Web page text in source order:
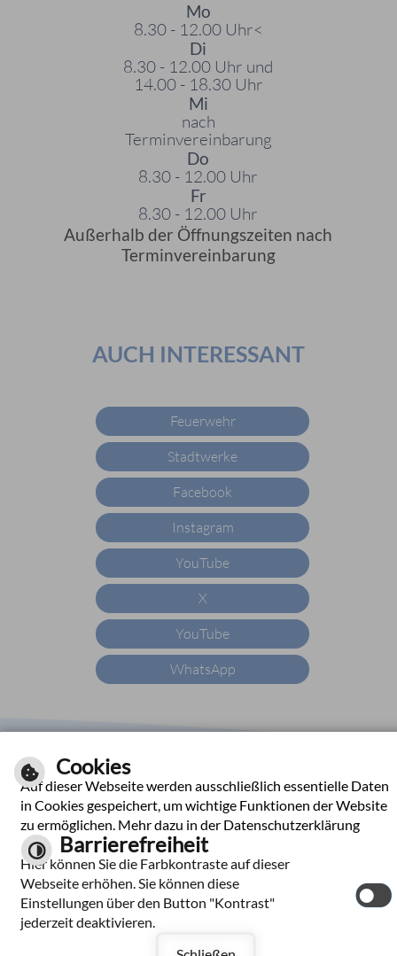
Mo
8.30 - 12.00 Uhr<
Di
8.30 - 12.00 Uhr und
14.00 - 18.30 Uhr
Mi
nach
Terminvereinbarung
Do
8.30 - 12.00 Uhr
Fr
8.30 - 12.00 Uhr
Außerhalb der Öffnungszeiten nach
Terminvereinbarung
AUCH INTERESSANT
Feuerwehr
Stadtwerke
Facebook
Instagram
YouTube
X
YouTube
WhatsApp
Barrierefreiheit
Kontrast
Cookies
Auf dieser Webseite werden ausschließlich essentielle Daten
in Cookies gespeichert, um wichtige Funktionen der Website
zu ermöglichen. Mehr dazu in der Datenschutzerklärung
Barrierefreiheit
Hier können Sie die Farbkontraste auf dieser
Webseite erhöhen. Sie können diese
Einstellungen über den Button "Kontrast"
jederzeit deaktivieren.